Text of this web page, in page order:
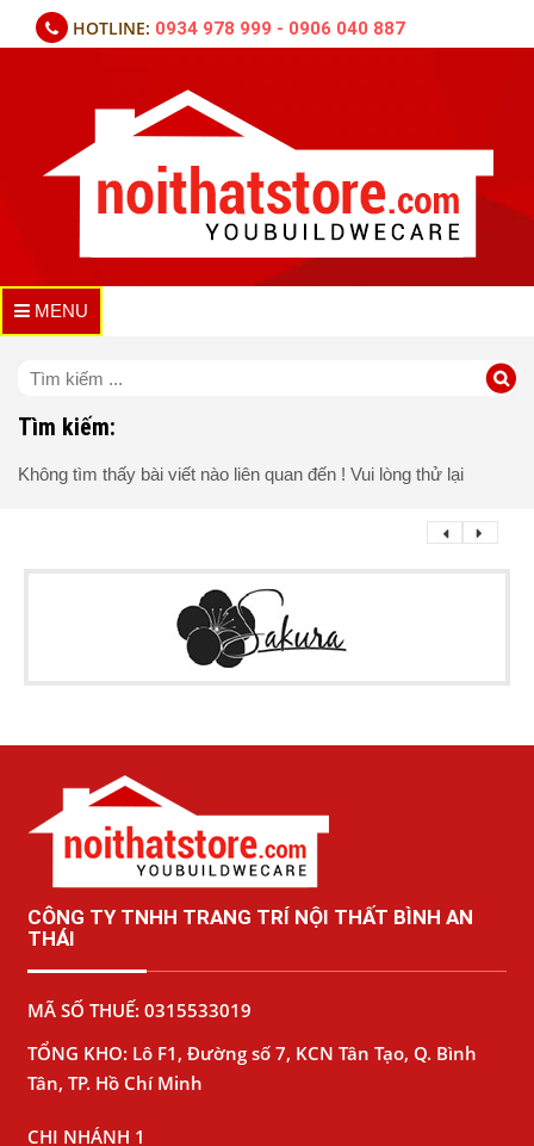
HOTLINE: 0934 978 999 - 0906 040 887
MENU
Tìm kiếm:
Không tìm thấy bài viết nào liên quan đến ! Vui lòng thử lại
CÔNG TY TNHH TRANG TRÍ NỘI THẤT BÌNH AN
THÁI
MÃ SỐ THUẾ: 0315533019
TỔNG KHO: Lô F1, Đường số 7, KCN Tân Tạo, Q. Bình
Tân, TP. Hồ Chí Minh
CHI NHÁNH 1